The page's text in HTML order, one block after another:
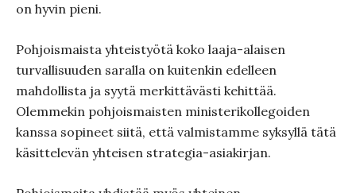
on hyvin pieni.
Pohjoismaista yhteistyötä koko laaja-alaisen
turvallisuuden saralla on kuitenkin edelleen
mahdollista ja syytä merkittävästi kehittää.
Olemmekin pohjoismaisten ministerikollegoiden
kanssa sopineet siitä, että valmistamme syksyllä tätä
käsittelevän yhteisen strategia-asiakirjan.